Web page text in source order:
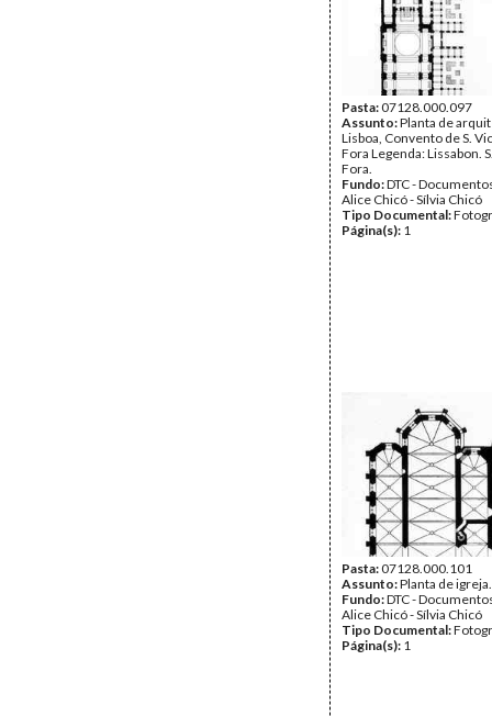
Pasta:07128.000.097
Assunto:Planta de
Lisboa, Convento de S.
Fora Legenda: Lissabon.
Fora.
Fundo:DTC -
Alice Chicó - Sílvia Chicó
Tipo Documental:
Página(s): 1
Pasta:07128.000.101
Assunto:Planta de
Fundo:DTC -
Alice Chicó - Sílvia Chicó
Tipo Documental:
Página(s): 1